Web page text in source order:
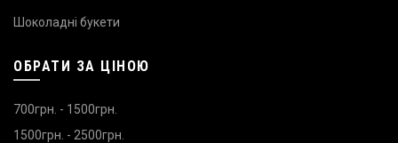
Шоколадні букети
ОБРАТИ ЗА ЦІНОЮ
700грн. - 1500грн.
1500грн. - 2500грн.